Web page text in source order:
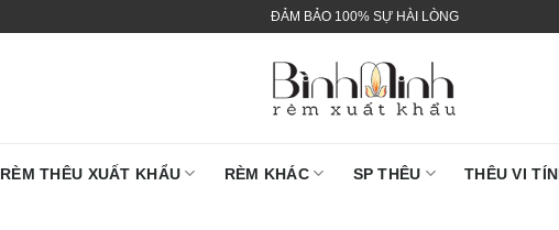
ĐẢM BẢO 100% SỰ HÀI LÒNG
RÈM THÊU XUẤT KHẨU RÈM KHÁC SP THÊU THÊU VI